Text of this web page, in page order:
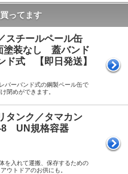
ってます
スチールペール缶
装なし 蓋バンド
ド式 【即日発送】
バーバンド式の鋼製ペール缶で
閉めができます。
タンク／タマカン
UN規格容器
を入れて運搬、保存するための
ウトドアのお供にも。